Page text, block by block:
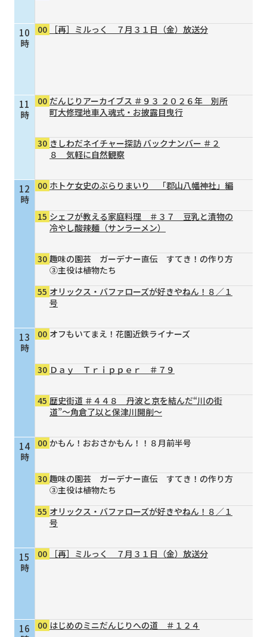
10
時
11
時
12
時
13
時
14
時
15
時
16
00 ［再］ミルっく ７月３１日（金）放送分
00 だんじりアーカイブス ＃９３ ２０２６年 別所
町大修理地車入魂式・お披露目曳行
30 きしわだネイチャー探訪 バックナンバー ＃２
８ 気軽に自然観察
00 ホトケ女史のぶらりまいり 「郡山八幡神社」編
15 シェフが教える家庭料理 ＃３７ 豆乳と漬物の
冷やし酸辣麺（サンラーメン）
30 趣味の園芸 ガーデナー直伝 すてき！の作り方
③主役は植物たち
55 オリックス・バファローズが好きやねん！８／１
号
00 オフもいてまえ！花園近鉄ライナーズ
30 Ｄａｙ Ｔｒｉｐｐｅｒ ＃７９
45 歴史街道 ＃４４８ 丹波と京を結んだ“川の街
道”～角倉了以と保津川開削～
00 かもん！おおさかもん！！８月前半号
30 趣味の園芸 ガーデナー直伝 すてき！の作り方
③主役は植物たち
55 オリックス・バファローズが好きやねん！８／１
号
00 ［再］ミルっく ７月３１日（金）放送分
00 はじめのミニだんじりへの道 ＃１２４